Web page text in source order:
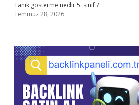
Tanık gösterme nedir 5. sınıf ?
Temmuz 28, 2026